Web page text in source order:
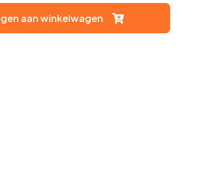
aan winkelwagen